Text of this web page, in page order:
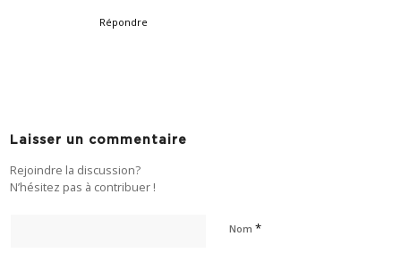
Répondre
Laisser un commentaire
Rejoindre la discussion?
N’hésitez pas à contribuer !
Nom*